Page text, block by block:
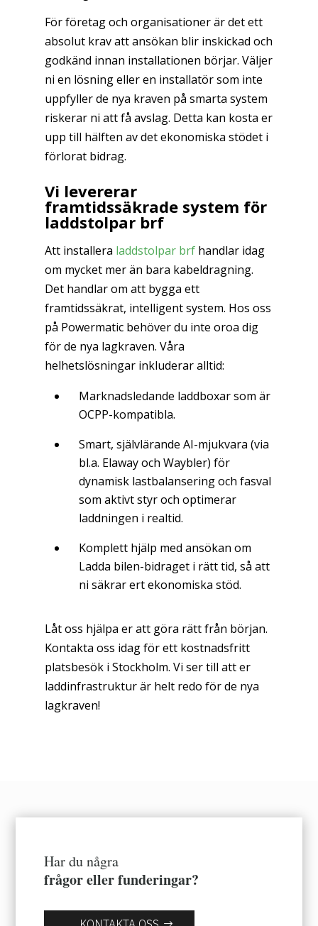
För företag och organisationer är det ett
absolut krav att ansökan blir inskickad och
godkänd innan installationen börjar. Väljer
ni en lösning eller en installatör som inte
uppfyller de nya kraven på smarta system
riskerar ni att få avslag. Detta kan kosta er
upp till hälften av det ekonomiska stödet i
förlorat bidrag.
Vi levererar
framtidssäkrade system för
laddstolpar brf
Att installera laddstolpar brfhandlar idag
om mycket mer än bara kabeldragning.
Det handlar om att bygga ett
framtidssäkrat, intelligent system. Hos oss
på Powermatic behöver du inte oroa dig
för de nya lagkraven. Våra
helhetslösningar inkluderar alltid:
Marknadsledande laddboxar som är
OCPP-kompatibla.
Smart, självlärande AI-mjukvara (via
bl.a. Elaway och Waybler) för
dynamisk lastbalansering och fasval
som aktivt styr och optimerar
laddningen i realtid.
Komplett hjälp med ansökan om
Ladda bilen-bidraget i rätt tid, så att
ni säkrar ert ekonomiska stöd.
Låt oss hjälpa er att göra rätt från början.
Kontakta oss idag för ett kostnadsfritt
platsbesök i Stockholm. Vi ser till att er
laddinfrastruktur är helt redo för de nya
lagkraven!
Har du några
frågor eller funderingar?